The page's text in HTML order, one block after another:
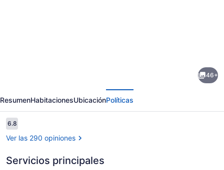
Airport
Bed
&
Breakfast
46+
ResumenHabitacionesUbicaciónPolíticas
Opiniones
6.86.8 de 10,
Ver las 290 opiniones
Servicios principales